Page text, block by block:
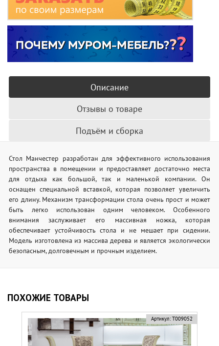
Описание
Отзывы о товаре
Подъём и сборка
Стол Манчестер разработан для эффективного использования
пространства в помещении и предоставляет достаточно места
для отдыха как большой, так и маленькой компании. Он
оснащен специальной вставкой, которая позволяет увеличить
его длину. Механизм трансформации стола очень прост и может
быть легко использован одним человеком. Особенного
внимания заслуживает его массивная ножка, которая
обеспечивает устойчивость стола и не мешает при сидении.
Модель изготовлена из массива дерева и является экологически
безопасным, долговечным и прочным изделием.
ПОХОЖИЕ ТОВАРЫ
Артикул: Т009052